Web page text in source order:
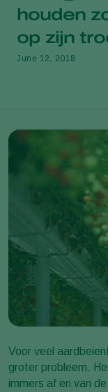
houden
op zijn
June 12, 2018
Voor veel
groter probleem.
immers af en van